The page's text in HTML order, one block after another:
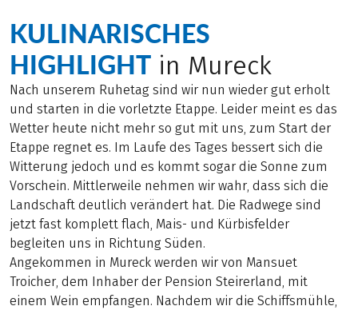
KULINARISCHES
HIGHLIGHT in Mureck
Nach unserem Ruhetag sind wir nun wieder gut erholt
und starten in die vorletzte Etappe. Leider meint es das
Wetter heute nicht mehr so gut mit uns, zum Start der
Etappe regnet es. Im Laufe des Tages bessert sich die
Witterung jedoch und es kommt sogar die Sonne zum
Vorschein. Mittlerweile nehmen wir wahr, dass sich die
Landschaft deutlich verändert hat. Die Radwege sind
jetzt fast komplett flach, Mais- und Kürbisfelder
begleiten uns in Richtung Süden.
Angekommen in Mureck werden wir von Mansuet
Troicher, dem Inhaber der Pension Steirerland, mit
einem Wein empfangen. Nachdem wir die Schiffsmühle,